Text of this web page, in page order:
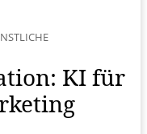
KI für